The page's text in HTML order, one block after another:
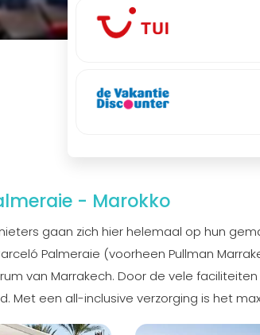
- Marokko
gaan zich hier helemaal op hun
Palmeraie (voorheen Pullman
van Marrakech. Door de vele
Met een all-inclusive verzorging is het